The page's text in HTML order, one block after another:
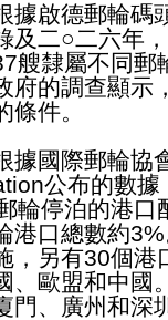
據啟德郵輪
及二○二六年
艘隸屬不同郵
府的調查顯示
條件。
據國際郵輪
公布的數
輪停泊的港口
港口總數約
，另有30個
、歐盟和中國
門、廣州和深